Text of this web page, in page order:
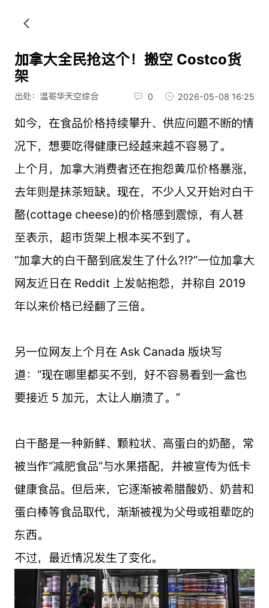
加拿大全民抢这个！搬空 Costco货
架
出处：温哥华天空综合 0 2026-05-08 16:25
如今，在食品价格持续攀升、供应问题不断的情
况下，想要吃得健康已经越来越不容易了。
上个月，加拿大消费者还在抱怨黄瓜价格暴涨，
去年则是抹茶短缺。现在，不少人又开始对白干
酪(cottage cheese)的价格感到震惊，有人甚
至表示，超市货架上根本买不到了。
“加拿大的白干酪到底发生了什么?!?”一位加拿大
网友近日在 Reddit 上发帖抱怨，并称自 2019
年以来价格已经翻了三倍。
另一位网友上个月在 Ask Canada 版块写
道：“现在哪里都买不到，好不容易看到一盒也
要接近 5 加元，太让人崩溃了。”
白干酪是一种新鲜、颗粒状、高蛋白的奶酪，常
被当作“减肥食品”与水果搭配，并被宣传为低卡
健康食品。但后来，它逐渐被希腊酸奶、奶昔和
蛋白棒等食品取代，渐渐被视为父母或祖辈吃的
东西。
不过，最近情况发生了变化。